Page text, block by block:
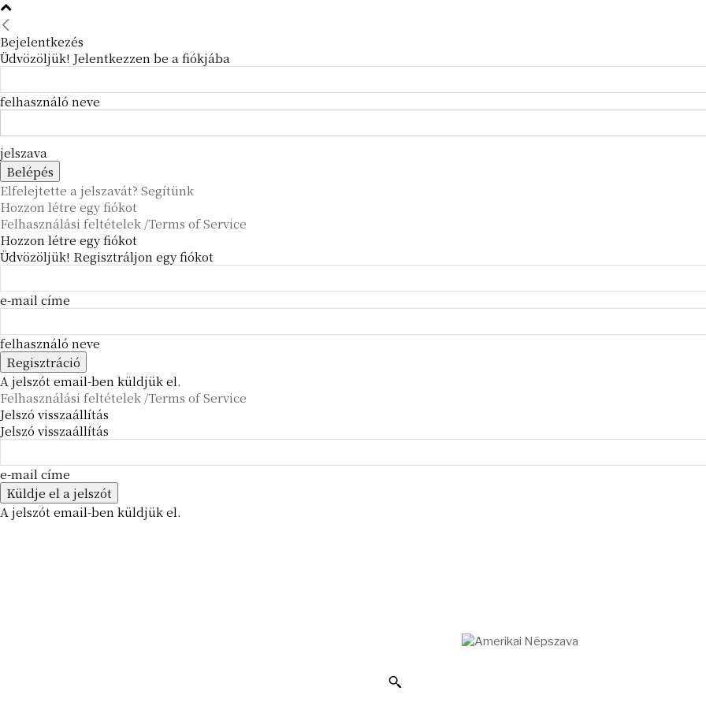
Bejelentkezés
Üdvözöljük! Jelentkezzen be a fiókjába
felhasználó neve
jelszava
Elfelejtette a jelszavát? Segítünk
Hozzon létre egy fiókot
Felhasználási feltételek /Terms of Service
Hozzon létre egy fiókot
Üdvözöljük! Regisztráljon egy fiókot
e-mail címe
felhasználó neve
A jelszót email-ben küldjük el.
Felhasználási feltételek /Terms of Service
Jelszó visszaállítás
Jelszó visszaállítás
e-mail címe
A jelszót email-ben küldjük el.